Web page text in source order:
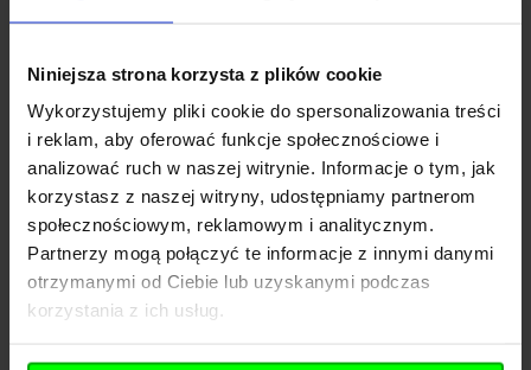
Niniejsza strona korzysta z plików cookie
Wykorzystujemy pliki cookie do spersonalizowania treści
i reklam, aby oferować funkcje społecznościowe i
analizować ruch w naszej witrynie. Informacje o tym, jak
korzystasz z naszej witryny, udostępniamy partnerom
społecznościowym, reklamowym i analitycznym.
Partnerzy mogą połączyć te informacje z innymi danymi
otrzymanymi od Ciebie lub uzyskanymi podczas
korzystania z ich usług.
Kod SKU
EAN
5902543151377
Producent
FMA
Importer
Nazwa
INFINITY FUND Sp z o. o.
Kraj
Polska